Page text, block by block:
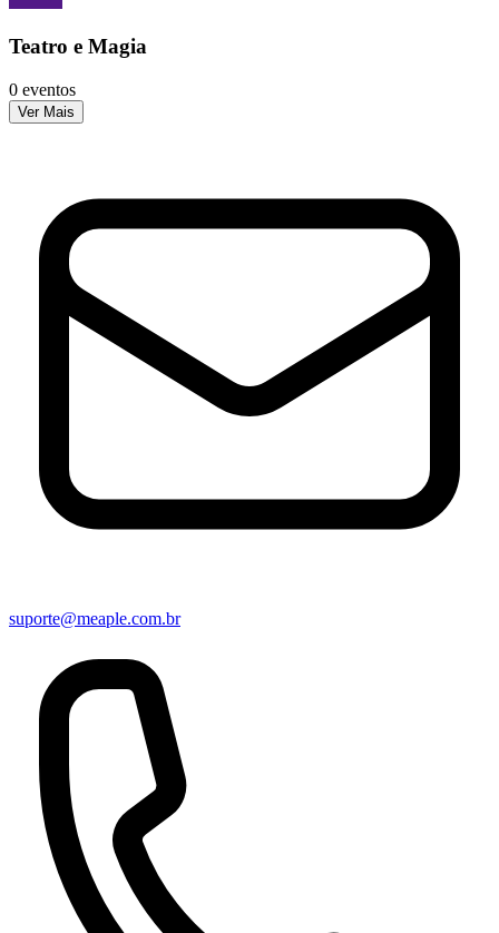
Teatro e Magia
0 eventos
Ver Mais
suporte@meaple.com.br